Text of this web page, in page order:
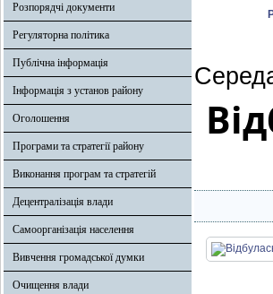
Розпорядчі документи
Регуляторна політика
Публічна інформація
Інформація з установ району
Оголошення
Програми та стратегії району
Виконання програм та стратегій
Децентралізація влади
Самоорганізація населення
Вивчення громадської думки
Очищення влади